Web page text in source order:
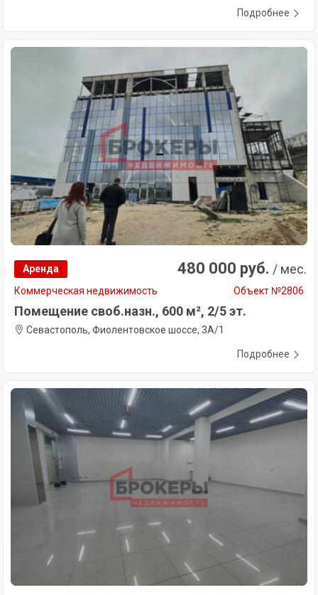
Подробнее
Аренда 480 000 руб. / мес.
Коммерческая недвижимость Объект №2806
Помещение своб.назн., 600 м², 2/5 эт.
Севастополь, Фиолентовское шоссе, 3А/1
Подробнее